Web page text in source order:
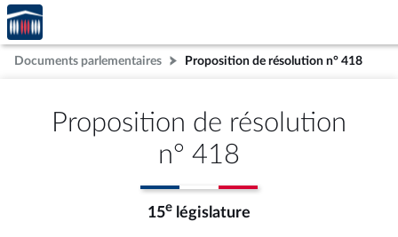
Aller au contenu
Aller en bas de la page
Accèder
à la
page
d'accueil
Documents parlementaires Proposition de résolution n° 418
Proposition de résolution
n° 418
15e législature